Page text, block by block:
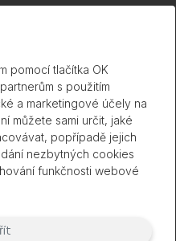
pomocí tlačítka OK
s použitím
a marketingové účely na
můžete sami určit, jaké
popřípadě jejich
nezbytných cookies
funkčnosti webové